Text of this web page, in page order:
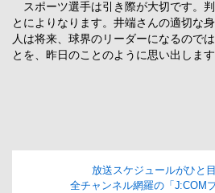
スポーツ選手は引き際が大切です。
とによりなります。井端さんの適切な
人は将来、球界のリーダーになるので
とを、昨日のことのように思い出します
放送スケジュールがひと
全チャンネル網羅の「J:COM